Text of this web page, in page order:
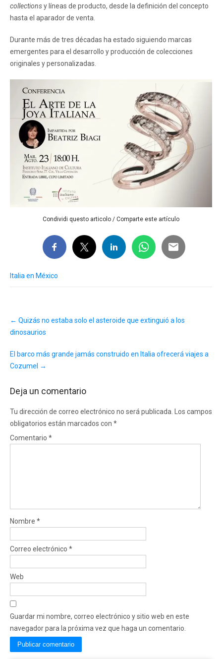
collectionsy líneas de producto, desde la definición del concepto
hasta el aparador de venta.
Durante más de tres décadas ha estado siguiendo marcas
emergentes para el desarrollo y producción de colecciones
originales y personalizadas.
Condividi questo articolo / Comparte este artículo
Italia en México
navigation
← Quizás no estaba solo el asteroide que extinguió a los
dinosaurios
El barco más grande jamás construido en Italia ofrecerá viajes a
Cozumel →
Deja un comentario
Tu dirección de correo electrónico no será publicada.
Los campos
obligatorios están marcados con *
Comentario *
Nombre *
Correo electrónico *
Web
Guardar mi nombre, correo electrónico y sitio web en este
navegador para la próxima vez que haga un comentario.